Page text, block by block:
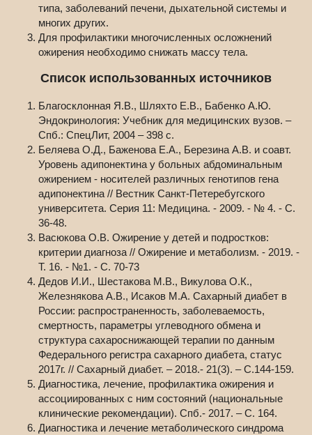
типа, заболеваний печени, дыхательной системы и
многих других.
Для профилактики многочисленных осложнений
ожирения необходимо снижать массу тела.
Список использованных источников
Благосклонная Я.В., Шляхто Е.В., Бабенко А.Ю.
Эндокринология: Учебник для медицинских вузов. –
Спб.: СпецЛит, 2004 – 398 с.
Беляева О.Д., Баженова Е.А., Березина А.В. и соавт.
Уровень адипонектина у больных абдоминальным
ожирением - носителей различных генотипов гена
адипонектина // Вестник Санкт-Петеребугского
университета. Серия 11: Медицина. - 2009. - № 4. - С.
36-48.
Васюкова О.В. Ожирение у детей и подростков:
критерии диагноза // Ожирение и метаболизм. - 2019. -
Т. 16. - №1. - C. 70-73
Дедов И.И., Шестакова М.В., Викулова О.К.,
Железнякова А.В., Исаков М.А. Сахарный диабет в
России: распространенность, заболеваемость,
смертность, параметры углеводного обмена и
структура сахароснижающей терапии по данным
Федерального регистра сахарного диабета, статус
2017г. // Сахарный диабет. – 2018.- 21(3). – С.144-159.
Диагностика, лечение, профилактика ожирения и
ассоциированных с ним состояний (национальные
клинические рекомендации). Спб.- 2017. – С. 164.
Диагностика и лечение метаболического синдрома